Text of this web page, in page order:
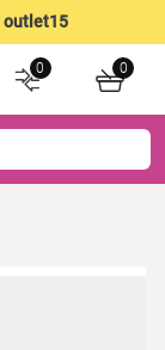
outlet15
0 0